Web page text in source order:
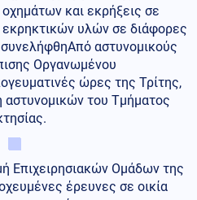
και εκρήξεις σε
υλών σε διάφορες
αστυνομικούς
Οργανωμένου
ώρες της Τρίτης,
αστυνομικών του Τμήματος
Επιχειρησιακών Ομάδων της
έρευνες σε οικία